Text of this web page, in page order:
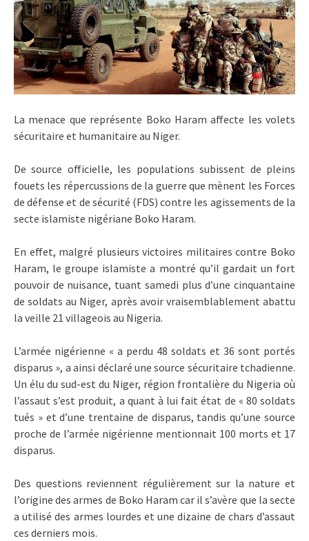
La menace que représente Boko Haram affecte les volets
sécuritaire et humanitaire au Niger.
De source officielle, les populations subissent de pleins
fouets les répercussions de la guerre que mènent les Forces
de défense et de sécurité (FDS) contre les agissements de la
secte islamiste nigériane Boko Haram.
En effet, malgré plusieurs victoires militaires contre Boko
Haram, le groupe islamiste a montré qu’il gardait un fort
pouvoir de nuisance, tuant samedi plus d’une cinquantaine
de soldats au Niger, après avoir vraisemblablement abattu
la veille 21 villageois au Nigeria.
L’armée nigérienne « a perdu 48 soldats et 36 sont portés
disparus », a ainsi déclaré une source sécuritaire tchadienne.
Un élu du sud-est du Niger, région frontalière du Nigeria où
l’assaut s’est produit, a quant à lui fait état de « 80 soldats
tués » et d’une trentaine de disparus, tandis qu’une source
proche de l’armée nigérienne mentionnait 100 morts et 17
disparus.
Des questions reviennent régulièrement sur la nature et
l’origine des armes de Boko Haram car il s’avère que la secte
a utilisé des armes lourdes et une dizaine de chars d’assaut
ces derniers mois.